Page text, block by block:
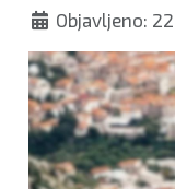
Objavljeno: